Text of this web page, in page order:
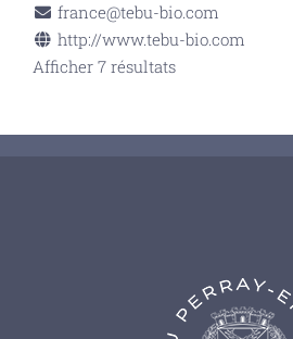
france@tebu-bio.com
http://www.tebu-bio.com
Afficher 7 résultats